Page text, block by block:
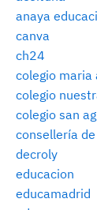
anaya
canva
ch24
colegio maria
colegio
colegio san
consellería
decroly
educacion
educamadrid